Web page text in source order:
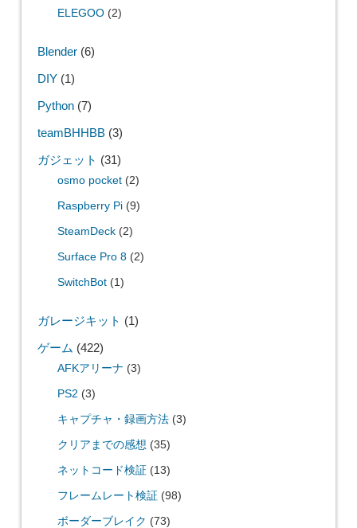
ELEGOO(2)
Blender(6)
DIY(1)
Python(7)
teamBHHBB(3)
ガジェット (31)
osmo pocket(2)
Raspberry Pi(9)
SteamDeck(2)
Surface Pro 8(2)
SwitchBot(1)
ガレージキット (1)
ゲーム (422)
AFKアリーナ (3)
PS2 (3)
キャプチャ・録画方法(3)
クリアまでの感想 (35)
ネットコード検証(13)
フレームレート検証(98)
ボーダーブレイク (73)